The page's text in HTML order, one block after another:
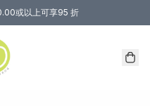
或以上可享95 折